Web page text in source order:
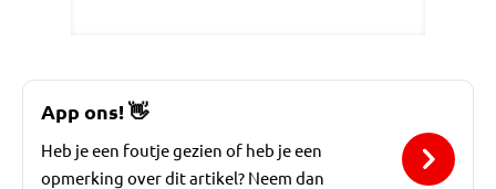
App ons!👋
Heb je een foutje gezien of heb je een
opmerking over dit artikel? Neem dan